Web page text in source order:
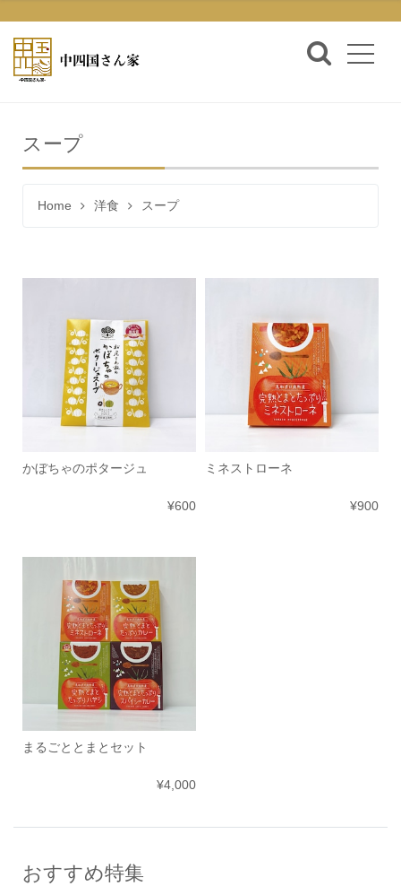
スープ
Home 洋食 スープ
かぼちゃのポタージュ
¥600
ミネストローネ
¥900
まるごととまとセット
¥4,000
おすすめ特集